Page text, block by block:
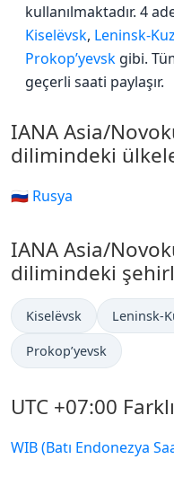
kullanılmaktadır. 4
Kiselëvsk, Leninsk-
Prokop’yevsk gibi.
geçerli saati paylaşır.
IANA Asia/
dilimindeki
🇷🇺 Rusya
IANA Asia/
dilimindeki
Kiselëvsk Leninsk-
Prokop’yevsk
UTC +07:00
WIB (Batı Endonezya